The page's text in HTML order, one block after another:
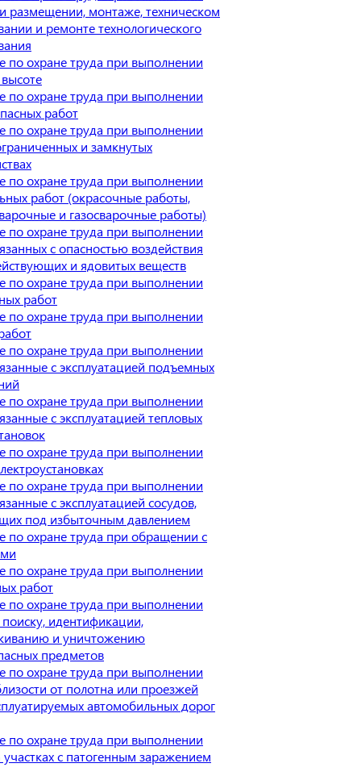
размещении, монтаже, техническом
и ремонте технологического
по охране труда при выполнении
по охране труда при выполнении
работ
по охране труда при выполнении
и замкнутых
по охране труда при выполнении
работ (окрасочные работы,
и газосварочные работы)
по охране труда при выполнении
с опасностью воздействия
и ядовитых веществ
по охране труда при выполнении
работ
по охране труда при выполнении
по охране труда при выполнении
с эксплуатацией подъемных
по охране труда при выполнении
с эксплуатацией тепловых
по охране труда при выполнении
по охране труда при выполнении
с эксплуатацией сосудов,
под избыточным давлением
по охране труда при обращении с
по охране труда при выполнении
работ
по охране труда при выполнении
идентификации,
и уничтожению
предметов
по охране труда при выполнении
от полотна или проезжей
автомобильных дорог
по охране труда при выполнении
участках с патогенным заражением